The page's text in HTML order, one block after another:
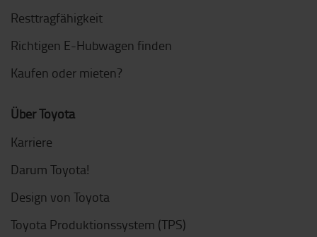
Resttragfähigkeit
Richtigen E-Hubwagen finden
Kaufen oder mieten?
Über Toyota
Karriere
Darum Toyota!
Design von Toyota
Toyota Produktionssystem (TPS)